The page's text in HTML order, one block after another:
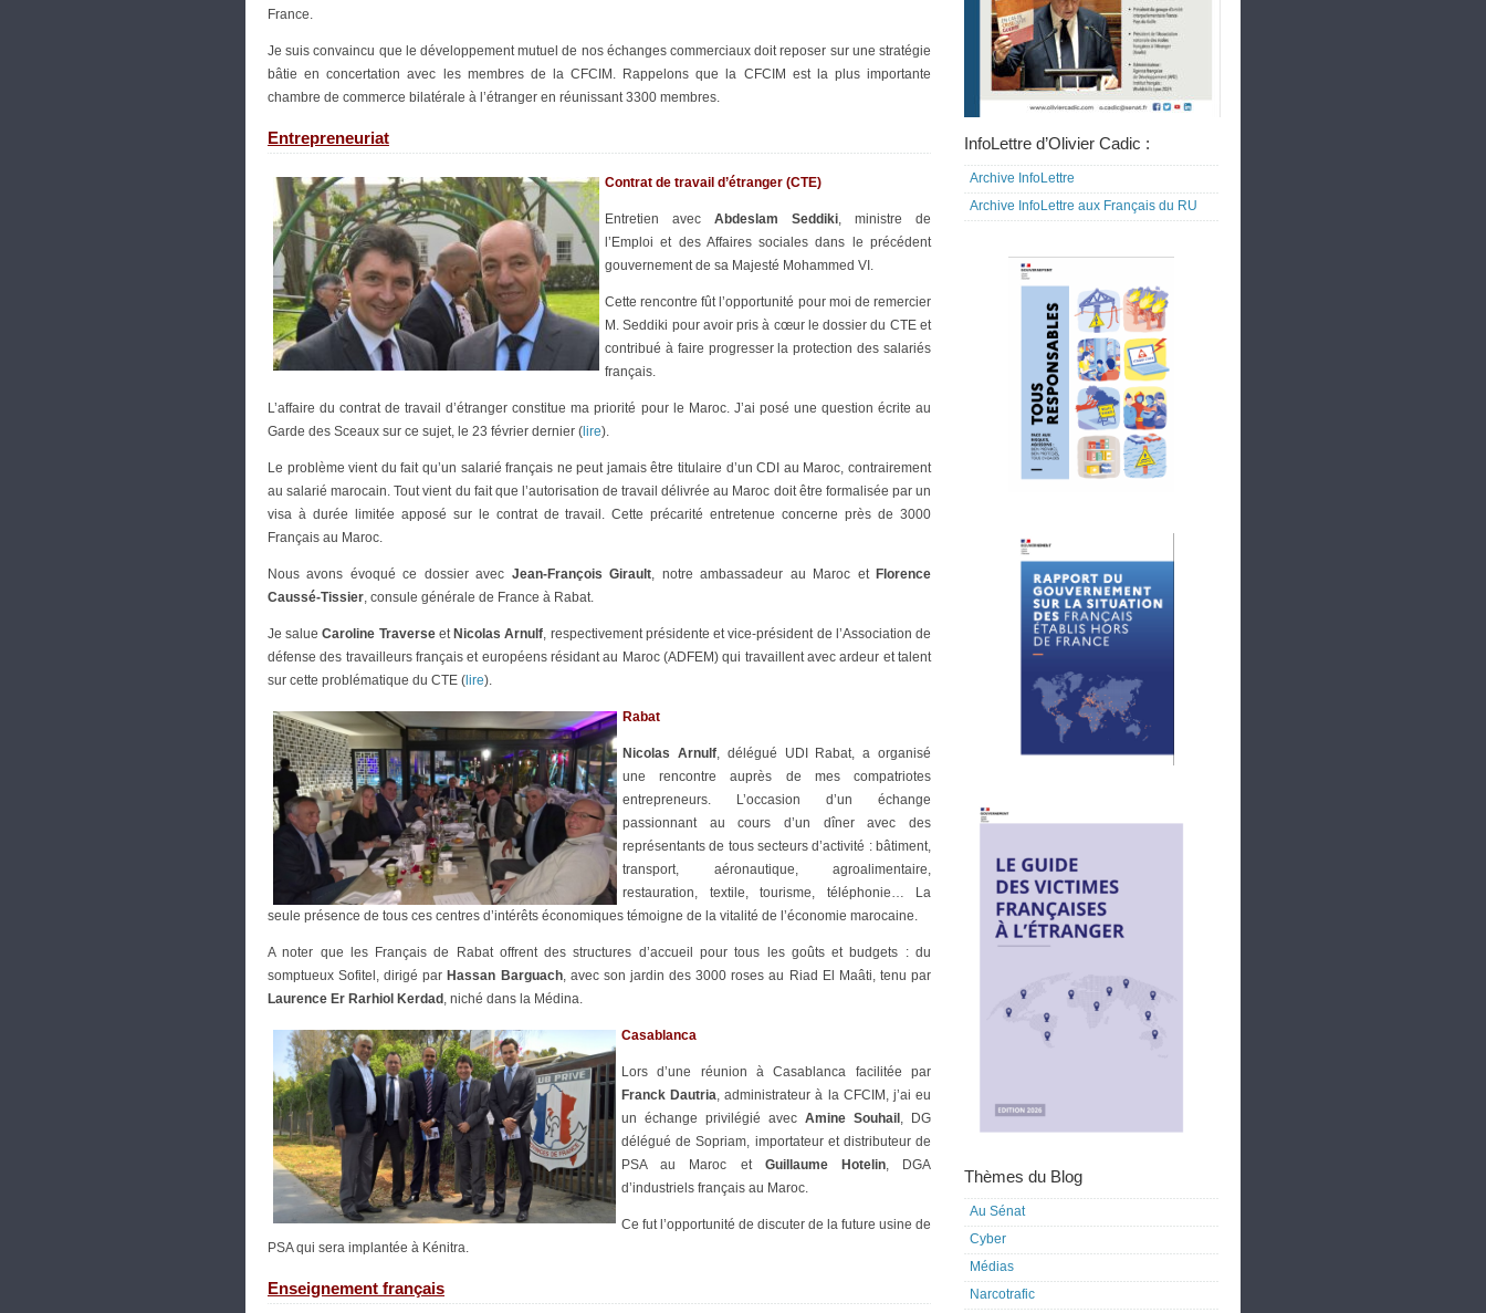
France.
Je suis convaincu que le développement mutuel de nos échanges commerciaux doit reposer sur une stratégie
bâtie en concertation avec les membres de la CFCIM. Rappelons que la CFCIM est la plus importante
chambre de commerce bilatérale à l’étranger en réunissant 3300 membres.
Entrepreneuriat
Contrat de travail d’étranger (CTE)
Entretien avec Abdeslam Seddiki, ministre de
l’Emploi et des Affaires sociales dans le précédent
gouvernement de sa Majesté Mohammed VI.
Cette rencontre fût l’opportunité pour moi de remercier
M. Seddiki pour avoir pris à cœur le dossier du CTE et
contribué à faire progresser la protection des salariés
français.
L’affaire du contrat de travail d’étranger constitue ma priorité pour le Maroc. J’ai posé une question écrite au
Garde des Sceaux sur ce sujet, le 23 février dernier ( lire).
Le problème vient du fait qu’un salarié français ne peut jamais être titulaire d’un CDI au Maroc, contrairement
au salarié marocain. Tout vient du fait que l’autorisation de travail délivrée au Maroc doit être formalisée par un
visa à durée limitée apposé sur le contrat de travail. Cette précarité entretenue concerne près de 3000
Français au Maroc.
Nous avons évoqué ce dossier avec Jean-François Girault, notre ambassadeur au Maroc et Florence
Caussé-Tissier, consule générale de France à Rabat.
Je salueCaroline Traverseet Nicolas Arnulf, respectivement présidente et vice-président de l’Association de
défense des travailleurs français et européens résidant au Maroc (ADFEM) qui travaillent avec ardeur et talent
sur cette problématique du CTE ( lire).
Rabat
Nicolas Arnulf, délégué UDI Rabat, a organisé
une rencontre auprès de mes compatriotes
entrepreneurs. L’occasion d’un échange
passionnant au cours d’un dîner avec des
représentants de tous secteurs d’activité : bâtiment,
transport, aéronautique, agroalimentaire,
restauration, textile, tourisme, téléphonie… La
seule présence de tous ces centres d’intérêts économiques témoigne de la vitalité de l’économie marocaine.
A noter que les Français de Rabat offrent des structures d’accueil pour tous les goûts et budgets : du
somptueux Sofitel, dirigé par Hassan Barguach, avec son jardin des 3000 roses au Riad El Maâti, tenu par
Laurence Er Rarhiol Kerdad , niché dans la Médina.
Casablanca
Lors d’une réunion à Casablanca facilitée par
Franck Dautria, administrateur à la CFCIM, j’ai eu
un échange privilégié avec Amine Souhail , DG
délégué de Sopriam, importateur et distributeur de
PSA au Maroc et Guillaume Hotelin, DGA
d’industriels français au Maroc.
Ce fut l’opportunité de discuter de la future usine de
PSA qui sera implantée à Kénitra.
Enseignement français
InfoLettre d’Olivier Cadic :
Archive InfoLettre
Archive InfoLettre aux Français du RU
Thèmes du Blog
Au Sénat
Cyber
Médias
Narcotrafic